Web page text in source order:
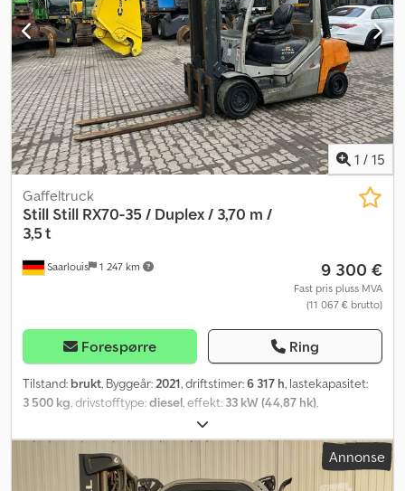
1 / 15
Saarlouis 1 247 km
Gaffeltruck
Still Still RX70-35 / Duplex / 3,70 m /
3,5 t
9 300 €
Fast pris pluss MVA
(11 067 € brutto)
Forespørre Ring
Tilstand: brukt, Byggeår:2021, driftstimer:6 317 h, lastekapasitet:
3 500 kg, drivstofftype:diesel, effekt: 33 kW (44,87 hk),
Annonse